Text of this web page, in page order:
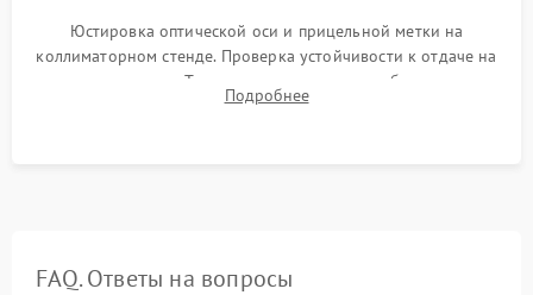
Юстировка оптической оси и прицельной метки на
коллиматорном стенде. Проверка устойчивости к отдаче на
ударном стенде. Тестирование качества изображения в
темноте, дальности обнаружения и корректной работы всех
Подробнее
FAQ. Ответы на вопросы